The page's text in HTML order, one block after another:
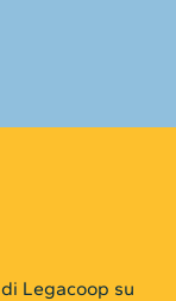
Legacoop su